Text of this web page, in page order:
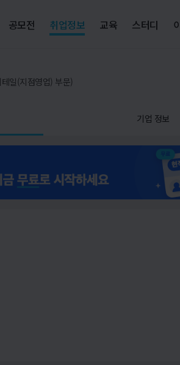
공모전 취업정보 교육 스터디
일(지점영업) 부문)
기업 정보